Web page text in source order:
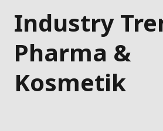
Industry
Pharma &
Kosmetik